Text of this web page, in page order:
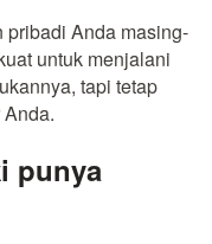
pribadi Anda masing-
untuk menjalani
tapi tetap
punya